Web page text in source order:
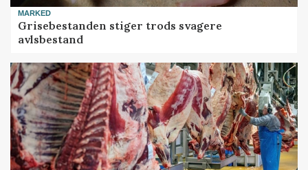
MARKED
Grisebestanden stiger trods svagere
avlsbestand